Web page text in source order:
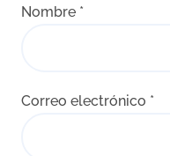
Nombre *
Correo electrónico *